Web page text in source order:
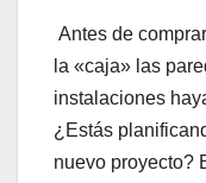
Antes de
la «caja» las
instalaciones
¿Estás
nuevo proyecto?